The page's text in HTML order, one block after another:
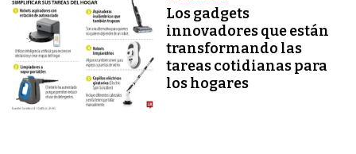
Los gadgets
innovadores que están
transformando las
tareas cotidianas para
los hogares